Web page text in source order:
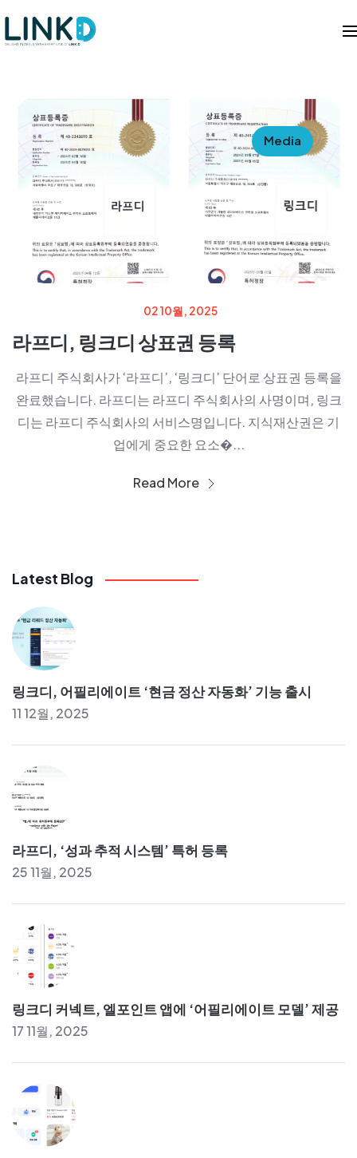
Media
02 10월, 2025
라프디, 링크디 상표권 등록
라프디 주식회사가 ‘라프디’, ‘링크디’ 단어로 상표권 등록을
완료했습니다. 라프디는 라프디 주식회사의 사명이며, 링크
디는 라프디 주식회사의 서비스명입니다. 지식재산권은 기
업에게 중요한 요소�...
Read More
Latest Blog
링크디, 어필리에이트 ‘현금 정산 자동화’ 기능 출시
11 12월, 2025
라프디, ‘성과 추적 시스템’ 특허 등록
25 11월, 2025
링크디 커넥트, 엘포인트 앱에 ‘어필리에이트 모델’ 제공
17 11월, 2025